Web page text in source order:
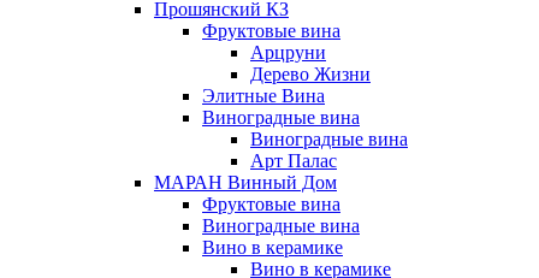
Прошянский КЗ
Фруктовые вина
Арцруни
Дерево Жизни
Элитные Вина
Виноградные вина
Виноградные вина
Арт Палас
МАРАН Винный Дом
Фруктовые вина
Виноградные вина
Вино в керамике
Вино в керамике